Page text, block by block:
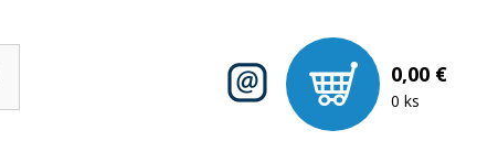
0,00 €
0 ks